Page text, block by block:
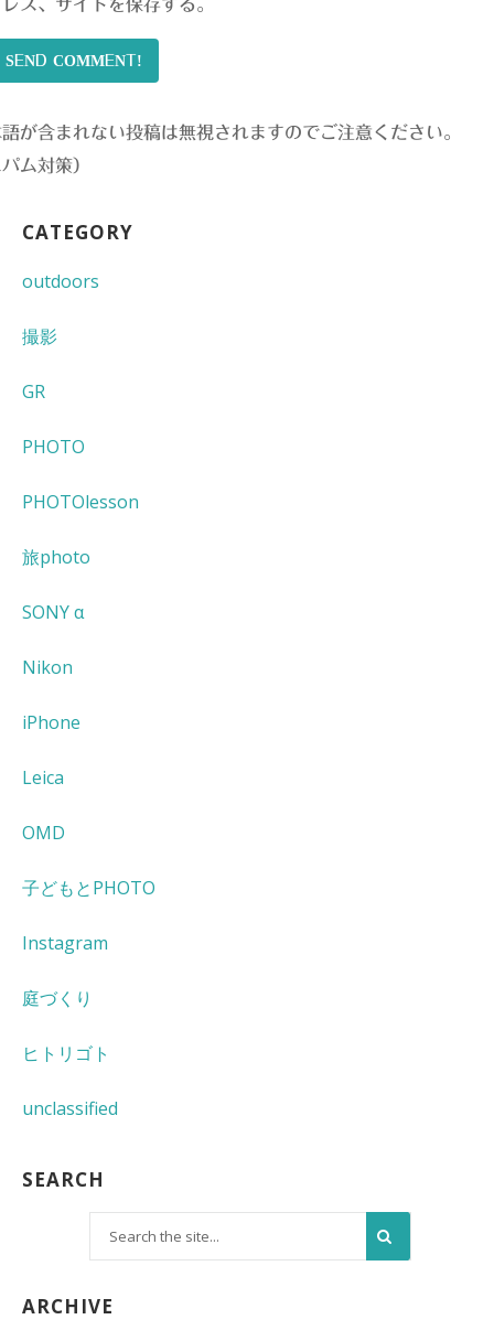
ス、サイトを保存する。
SEND COMMENT!
が含まれない投稿は無視されますのでご注意ください。
ム対策）
CATEGORY
outdoors
撮影
GR
PHOTO
PHOTOlesson
旅photo
SONY α
Nikon
iPhone
Leica
OMD
子どもとPHOTO
Instagram
庭づくり
ヒトリゴト
unclassified
SEARCH
ARCHIVE